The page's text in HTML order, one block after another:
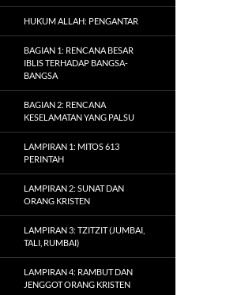
HUKUM ALLAH: PENGANTAR
BAGIAN 1: RENCANA BESAR
IBLIS TERHADAP BANGSA-
BANGSA
BAGIAN 2: RENCANA
KESELAMATAN YANG PALSU
LAMPIRAN 1: MITOS 613
PERINTAH
LAMPIRAN 2: SUNAT DAN
ORANG KRISTEN
LAMPIRAN 3: TZITZIT (JUMBAI,
TALI, RUMBAI)
LAMPIRAN 4: RAMBUT DAN
JENGGOT ORANG KRISTEN